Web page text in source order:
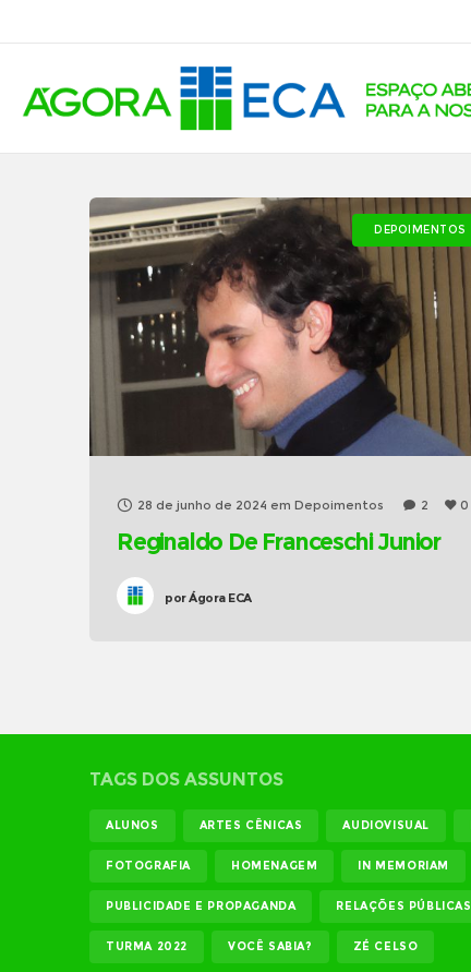
DEPOIMENTOS
28 de junho de 2024 em Depoimentos 2 0
Reginaldo De Franceschi Junior
porÁgora ECA
TAGS DOS ASSUNTOS
ALUNOS ARTES CÊNICAS AUDIOVISUAL
FOTOGRAFIA HOMENAGEM IN MEMORIAM
PUBLICIDADE E PROPAGANDA RELAÇÕES PÚBLICAS
TURMA 2022 VOCÊ SABIA? ZÉ CELSO